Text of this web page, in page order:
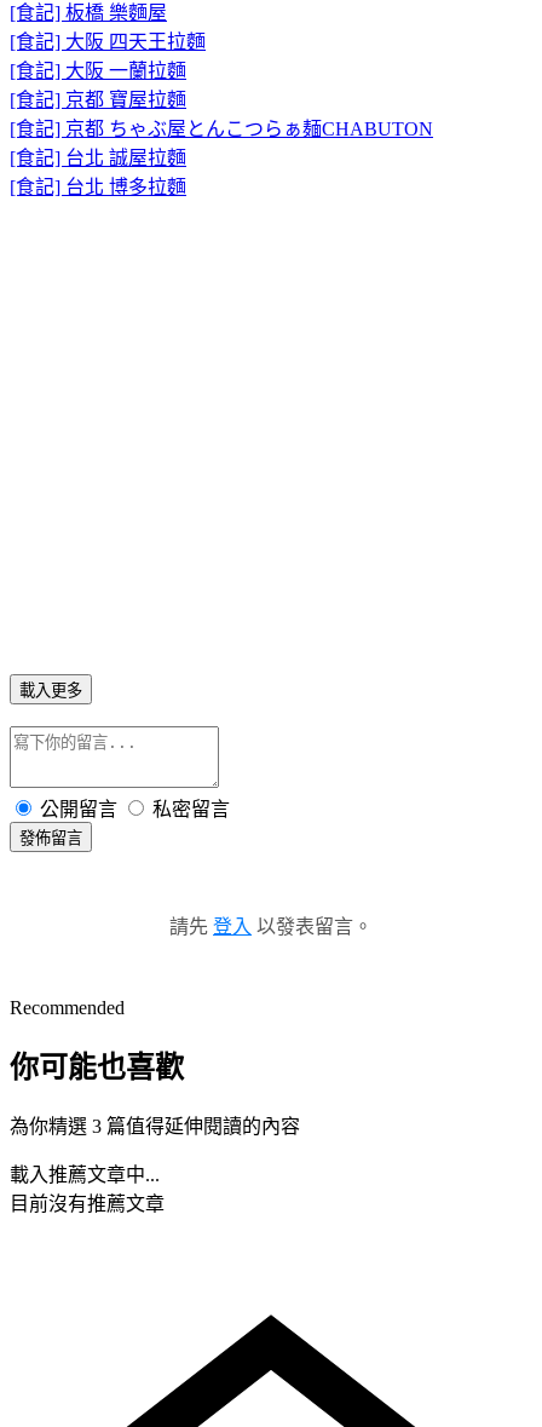
[食記] 板橋 樂麵屋
[食記] 大阪 四天王拉麵
[食記] 大阪 一蘭拉麵
[食記] 京都 寶屋拉麵
[食記] 京都 ちゃぶ屋とんこつらぁ麺CHABUTON
[食記] 台北 誠屋拉麵
[食記] 台北 博多拉麵
載入更多
公開留言 私密留言
發佈留言
請先 登入 以發表留言。
Recommended
你可能也喜歡
為你精選 3 篇值得延伸閱讀的內容
載入推薦文章中...
目前沒有推薦文章